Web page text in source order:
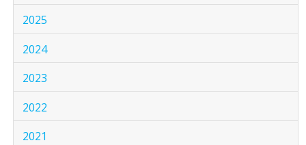
2025
2024
2023
2022
2021